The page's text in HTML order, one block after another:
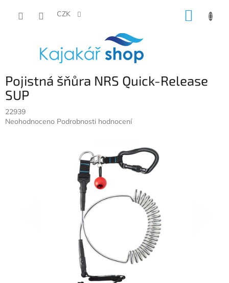
CZK
Pojistná šňůra NRS Quick-Release
SUP
22939
Průměrné
Neohodnoceno Podrobnosti hodnocení